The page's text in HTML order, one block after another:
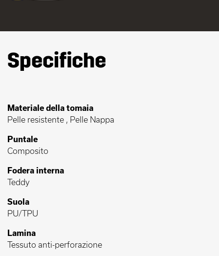
Specifiche
Materiale della tomaia
Pelle resistente , Pelle Nappa
Puntale
Composito
Fodera interna
Teddy
Suola
PU/TPU
Lamina
Tessuto anti-perforazione